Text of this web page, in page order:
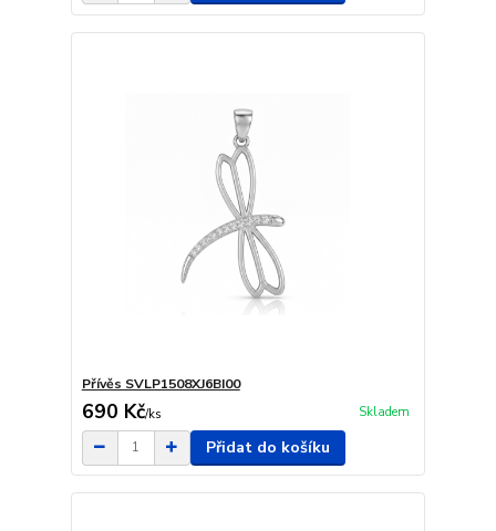
Přívěs SVLP1508XJ6BI00
690 Kč/ks Skladem
Přidat do košíku